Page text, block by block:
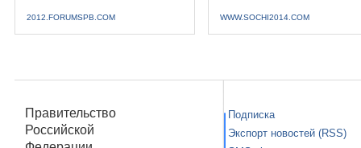
2012.FORUMSPB.COM WWW.SOCHI2014.COM
Правительство
Российской
Подписка
Экспорт новостей (RSS)